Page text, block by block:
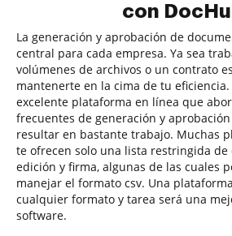
con
La generación y aprobación de
central para cada empresa. Ya sea
volúmenes de archivos o un contrato
mantenerte en la cima de tu
excelente plataforma en línea que
frecuentes de generación y
resultar en bastante trabajo. Muchas
te ofrecen solo una lista restringida de
edición y firma, algunas de las cuales
manejar el formato csv. Una
cualquier formato y tarea será una
software.